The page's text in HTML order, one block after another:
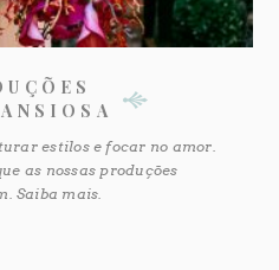
estilos e focar no amor.
as nossas produções
Saiba mais.